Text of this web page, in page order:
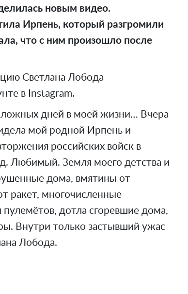
новым видео.
Ирпень, который разгромили
что с ним произошло после
Светлана Лобода
в Instagram.
дней в моей жизни… Вчера
мой родной Ирпень и
российских войск в
Любимый. Земля моего детства и
дома, вмятины от
ракет, многочисленные
дотла сгоревшие дома,
Внутри только застывший ужас
Лобода.